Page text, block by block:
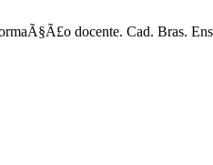
docente. Cad. Bras.